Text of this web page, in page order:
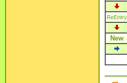
ReEntry
New